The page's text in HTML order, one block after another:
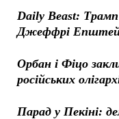
Daily Beast:
Джеффрі
Орбан і Фіцо
російських
Парад у Пекіні: